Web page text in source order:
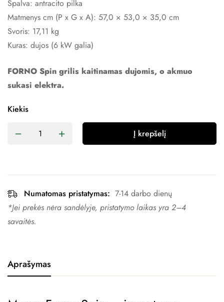
Spalva: antracito pilka
Matmenys cm (P x G x A): 57,0 × 53,0 × 35,0 cm
Svoris: 17,11 kg
Kuras: dujos (6 kW galia)
FORNO Spin grilis kaitinamas dujomis, o akmuo
sukasi elektra.
Kiekis
Į krepšelį
Numatomas pristatymas: 7-14 darbo dienų
*Jei prekės nėra sandėlyje, pristatymo laikas yra 2–4 ​​
savaitės.
Aprašymas